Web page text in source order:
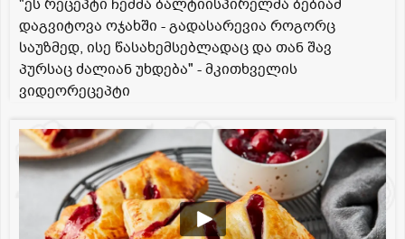
"ეს რეცეპტი ჩემმა ბალტიისპირელმა ბებიამ
დაგვიტოვა ოჯახში - გადასარევია როგორც
საუზმედ, ისე წასახემსებლადაც და თან შავ
პურსაც ძალიან უხდება" - მკითხველის
ვიდეორეცეპტი